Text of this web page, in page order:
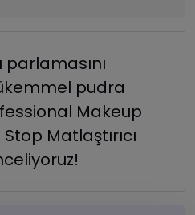
pudra
Makeup
Matlaştırıcı